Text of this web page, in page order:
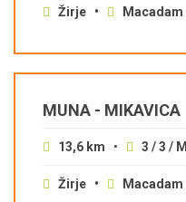
Žirje • Macadam
MUNA - MIKAVICA
13,6 km • 3 / 3 / M
Žirje • Macadam